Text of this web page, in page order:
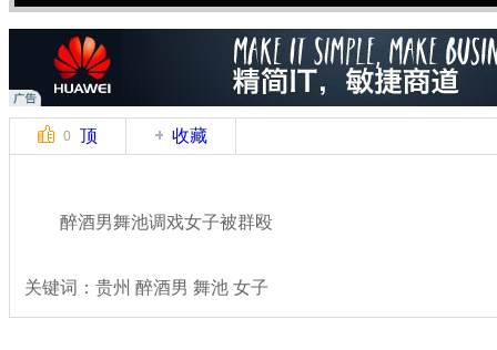
0 顶 收藏
醉酒男舞池调戏女子被群殴
关键词：贵州 醉酒男 舞池 女子